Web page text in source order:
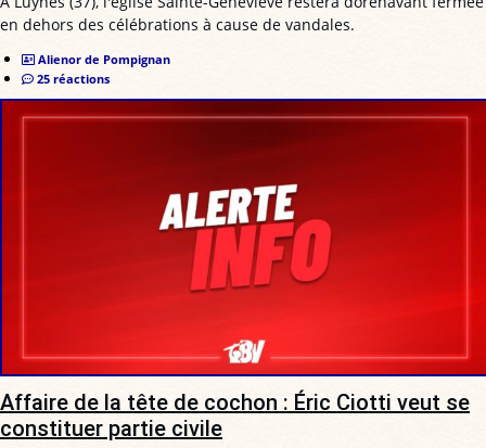
en dehors des célébrations à cause de vandales.
Alienor de Pompignan
25 réactions
Affaire de la tête de cochon : Éric Ciotti veut se
constituer partie civile